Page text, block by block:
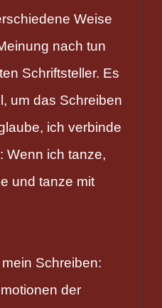
Weise
nach tun
Schriftsteller. Es
um das Schreiben
ich verbinde
Wenn ich tanze,
und tanze mit
Schreiben:
der